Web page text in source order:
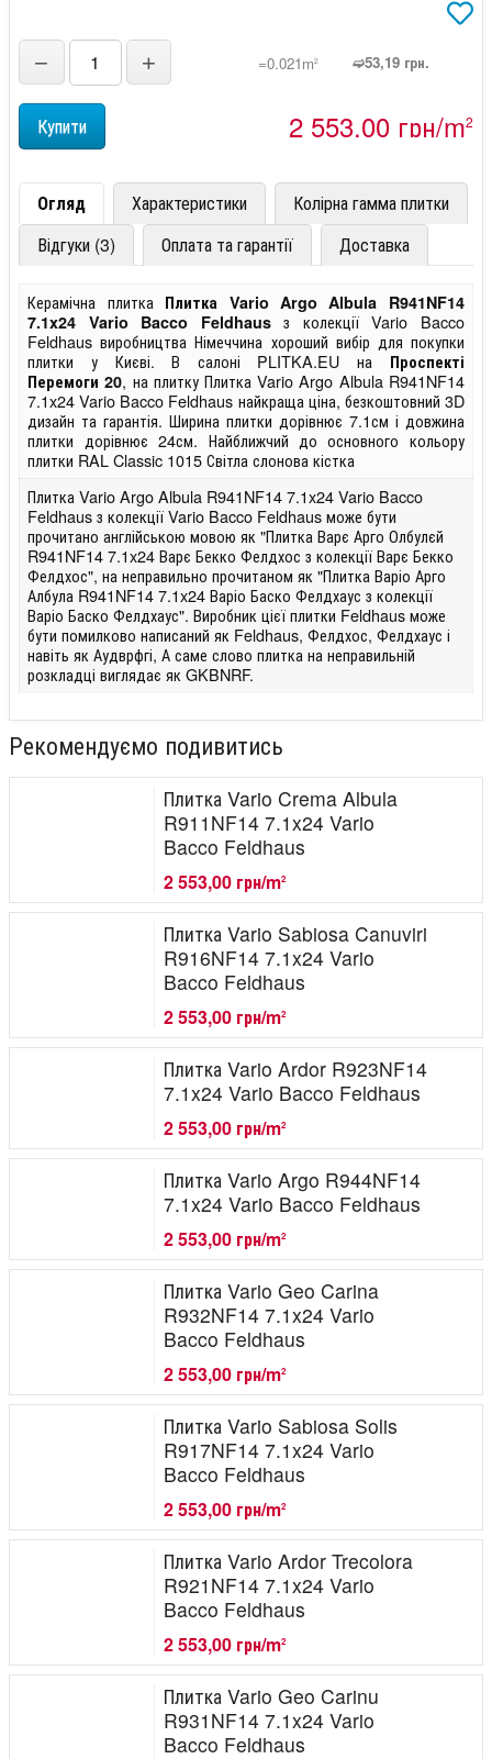
− + =0.021m2 ➫53,19 грн.
2 553,00 грн/m2
Огляд Характеристики
Колірна гамма плитки
Відгуки (3)
Оплата та гарантії Доставка
Керамічна плитка Плитка Vario Argo Albula R941NF14
7.1x24 Vario Bacco Feldhausз колекції Vario Bacco
Feldhaus виробництва Німеччина хороший вибір для покупки
плитки у Києві. В салоні PLITKA.EU на Проспекті
Перемоги 20, на плитку Плитка Vario Argo Albula R941NF14
7.1x24 Vario Bacco Feldhaus найкраща ціна, безкоштовний 3D
дизайн та гарантія. Ширина плитки дорівнює 7.1см і довжина
плитки дорівнює 24см. Найближчий до основного кольору
плитки RAL Classic 1015 Світла слонова кістка
Плитка Vario Argo Albula R941NF14 7.1x24 Vario Bacco
Feldhaus з колекції Vario Bacco Feldhaus може бути
прочитано англійською мовою як "Плитка Варє Арго Олбулєй
R941NF14 7.1x24 Варє Бекко Фелдхос з колекції Варє Бекко
Фелдхос", на неправильно прочитаном як "Плитка Варіо Арго
Албула R941NF14 7.1x24 Варіо Баско Фелдхаус з колекції
Варіо Баско Фелдхаус". Виробник цієї плитки Feldhaus може
бути помилково написаний як Feldhaus, Фелдхос, Фелдхаус і
навіть як Аудврфгі, А саме слово плитка на неправильній
розкладці виглядає як GKBNRF.
Рекомендуємо подивитись
Плитка Vario Crema Albula
R911NF14 7.1x24 Vario
Bacco Feldhaus
2 553,00 грн/m2
Плитка Vario Sabiosa Canuviri
R916NF14 7.1x24 Vario
Bacco Feldhaus
2 553,00 грн/m2
Плитка Vario Ardor R923NF14
7.1x24 Vario Bacco Feldhaus
2 553,00 грн/m2
Плитка Vario Argo R944NF14
7.1x24 Vario Bacco Feldhaus
2 553,00 грн/m2
Плитка Vario Geo Carina
R932NF14 7.1x24 Vario
Bacco Feldhaus
2 553,00 грн/m2
Плитка Vario Sabiosa Solis
R917NF14 7.1x24 Vario
Bacco Feldhaus
2 553,00 грн/m2
Плитка Vario Ardor Trecolora
R921NF14 7.1x24 Vario
Bacco Feldhaus
2 553,00 грн/m2
Плитка Vario Geo Carinu
R931NF14 7.1x24 Vario
Bacco Feldhaus